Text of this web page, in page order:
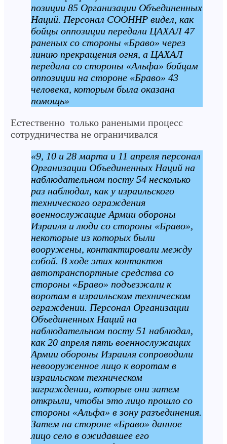
позиции 85 Организации Объединенных
Наций. Персонал СООННР видел, как
бойцы оппозиции передали ЦАХАЛ 47
раненых со стороны «Браво» через
линию прекращения огня, а ЦАХАЛ
передала со стороны «Альфа» бойцам
оппозиции на стороне «Браво» 43
человека, которым была оказана
помощь»
Естественно только ранеными процесс
сотрудничества не ограничивался
«9, 10 и 28 марта и 11 апреля персонал
Организации Объединенных Наций на
наблюдательном посту 54 несколько
раз наблюдал, как у израильского
технического ограждения
военнослужащие Армии обороны
Израиля и люди со стороны «Браво»,
некоторые из которых были
вооружены, контактировали между
собой. В ходе этих контактов
автотранспортные средства со
стороны «Браво» подъезжали к
воротам в израильском техническом
ограждении. Персонал Организации
Объединенных Наций на
наблюдательном посту 51 наблюдал,
как 20 апреля пять военнослужащих
Армии обороны Израиля сопроводили
невооруженное лицо к воротам в
израильском техническом
заграждении, которые они затем
открыли, чтобы это лицо прошло со
стороны «Альфа» в зону разъединения.
Затем на стороне «Браво» данное
лицо село в ожидавшее его